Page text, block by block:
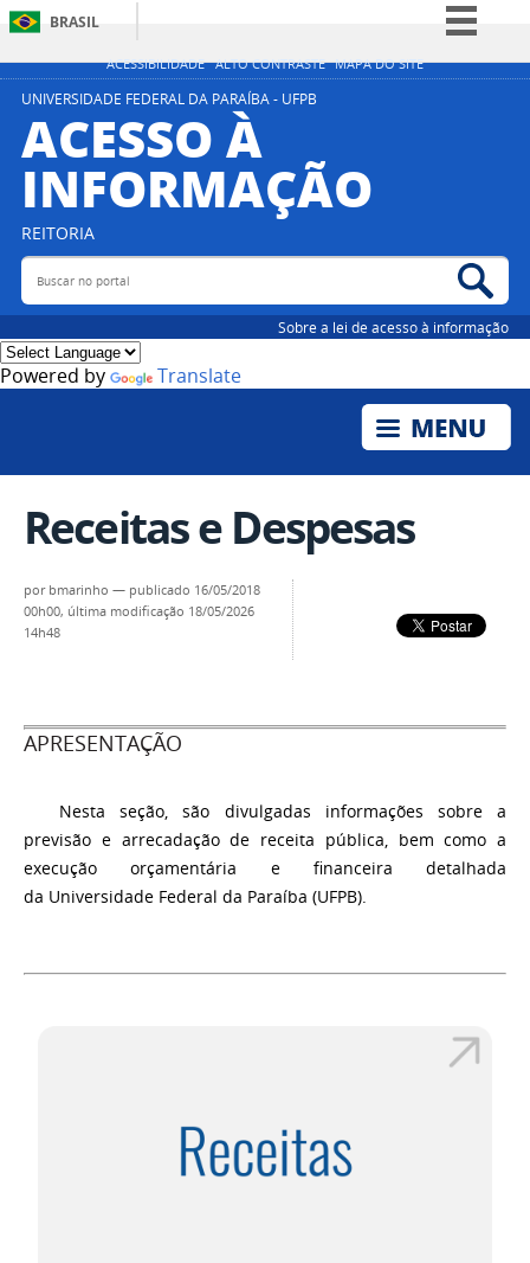
ACESSIBILIDADE ALTO CONTRASTE MAPA DO SITE
BRASIL
Simplifique!
Acesso à informação
Legislação
UNIVERSIDADE FEDERAL DA PARAÍBA - UFPB
ACESSO À
INFORMAÇÃO
REITORIA
Buscar no portal
Sobre a lei de acesso à informação
Powered by Translate
Receitas e Despesas
por bmarinho — publicado 16/05/2018
00h00, última modificação 18/05/2026
14h48
APRESENTAÇÃO
Nesta seção, são divulgadas informações sobre a
previsão e arrecadação de receita pública, bem como a
execução orçamentária e financeira detalhada
da Universidade Federal da Paraíba (UFPB).